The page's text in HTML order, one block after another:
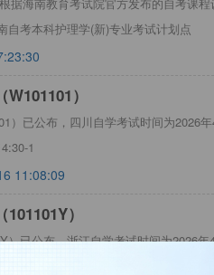
自考本科护理学(新)专业考试计划点
）
）已公布，四川自学考试时间为2026
1
11:08:09
）
）已公布，浙江自学考试时间为2026年
1